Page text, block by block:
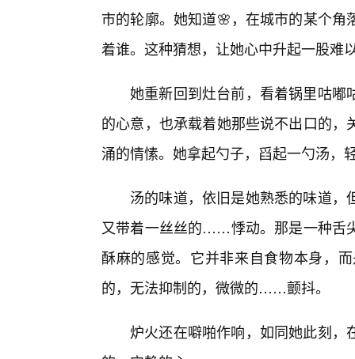
市的轮廓。她知道🌸，在城市的某个
着谁。这种猜想，让她心中升起一股难
她重新回到灶台前，看着锅里咕嘟
的心意，也承载着她那些说不出口的
涌的情愫。她拿起勺子，舀起一勺汤，
汤的味道，依旧是她熟悉的味道
又带着一丝丝的……悸动。那是一种舌
酥麻的感觉。它并非来自食物本身，
的，无法抑制的，微微的……颤抖。
炉火还在噼啪作响，如同她此刻